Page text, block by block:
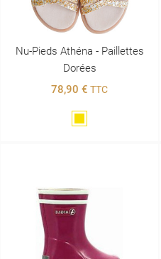
Nu-Pieds Athéna - Paillettes
Dorées
78,90 € TTC